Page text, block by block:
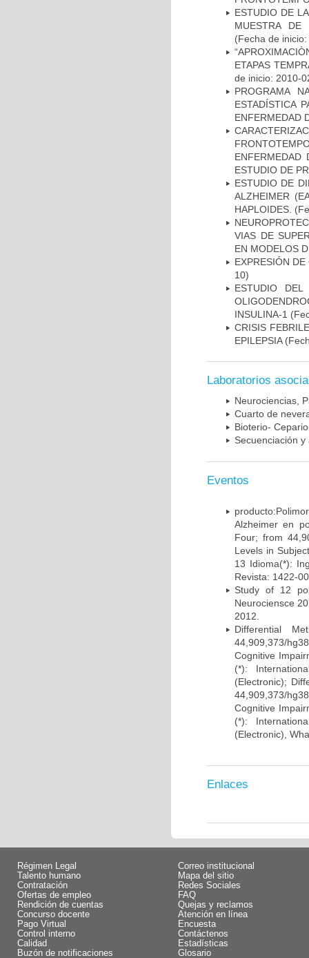
ESTUDIO DE
MUESTRA DE
(Fecha de
ETAPAS
de inicio: 2010-
PROGRAMA
ESTADÍSTICA
ENFERMEDAD
ENFERMEDAD
ESTUDIO DE
ESTUDIO DE
ALZHEIMER
HAPLOIDES.
VIAS DE
EN MODELOS
EXPRESIÓN
10)
ESTUDIO
INSULINA-1
CRISIS
EPILEPSIA
Laboratorios
Neurociencias,
Cuarto de
Bioterio-
Secuenciación
Eventos
Alzheimer en
Four; from
Levels in
13 Idioma(*):
Revista: 1422-
Study of 12
Neurociensce
2012.
Differential
44,909,373/
Cognitive
(*):
(Electronic);
44,909,373/
Cognitive
(*):
(Electronic),
Enlaces
Régimen Legal
Talento humano
Contratación
Ofertas de empleo
Rendición de cuentas
Concurso docente
Pago Virtual
Control interno
Calidad
Buzón de notificaciones
Correo institucional
Mapa del sitio
Redes Sociales
FAQ
Quejas y reclamos
Atención en línea
Encuesta
Contáctenos
Estadísticas
Glosario